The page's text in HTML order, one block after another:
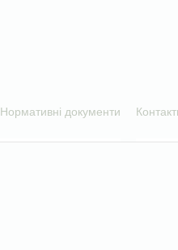
Нормативні документи